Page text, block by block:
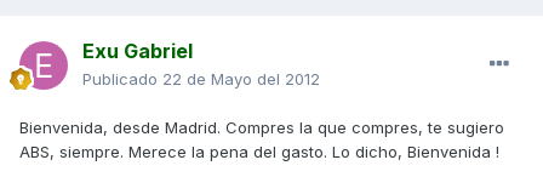
Exu Gabriel
Publicado 22 de Mayo del 2012
Bienvenida, desde Madrid. Compres la que compres, te sugiero
ABS, siempre. Merece la pena del gasto. Lo dicho, Bienvenida !